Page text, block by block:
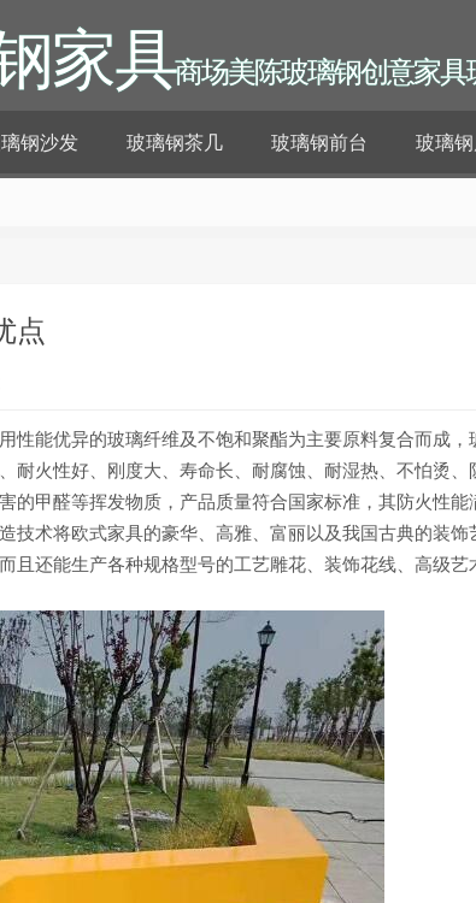
家具商场美陈玻璃钢创意家具
钢沙发 玻璃钢茶几 玻璃钢前台 玻璃
点
性能优异的玻璃纤维及不饱和聚酯为主要原料复合而成，
耐火性好、刚度大、寿命长、耐腐蚀、耐湿热、不怕烫、
的甲醛等挥发物质，产品质量符合国家标准，其防火性能
技术将欧式家具的豪华、高雅、富丽以及我国古典的装饰
且还能生产各种规格型号的工艺雕花、装饰花线、高级艺